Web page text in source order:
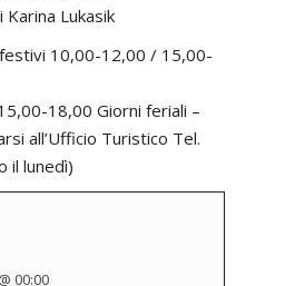
Lukasik
10,00-12,00 / 15,00-
18,00 Giorni feriali –
all’Ufficio Turistico Tel.
il lunedì)
00:00